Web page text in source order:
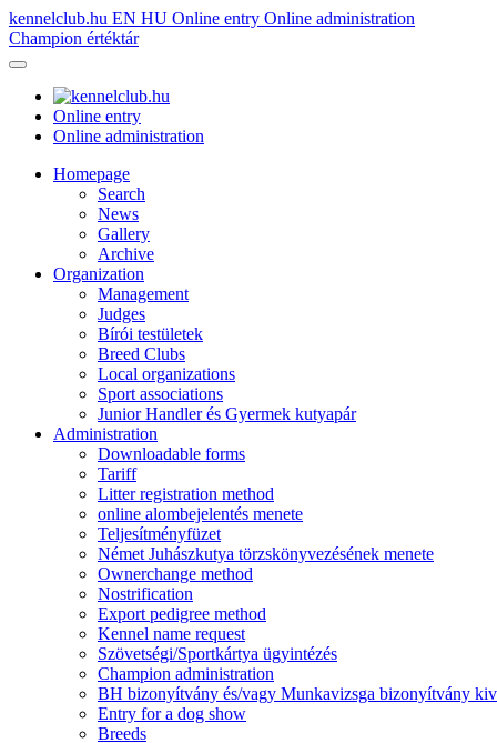
kennelclub.hu EN HU Online entry Online administration
Champion értéktár
Online entry
Online administration
Homepage
Search
News
Gallery
Archive
Organization
Management
Judges
Bírói testületek
Breed Clubs
Local organizations
Sport associations
Junior Handler és Gyermek kutyapár
Administration
Downloadable forms
Tariff
Litter registration method
online alombejelentés menete
Teljesítményfüzet
Német Juhászkutya törzskönyvezésének menete
Ownerchange method
Nostrification
Export pedigree method
Kennel name request
Szövetségi/Sportkártya ügyintézés
Champion administration
BH bizonyítvány és/vagy Munkavizsga bizonyítvány
Entry for a dog show
Breeds